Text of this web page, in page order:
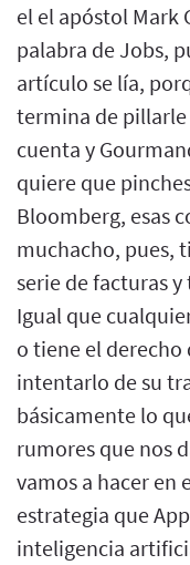
el el apóstol Mark
palabra de Jobs,
artículo se lía,
termina de
cuenta y
quiere que
Bloomberg, esas
muchacho, pues,
serie de facturas
Igual que
o tiene el
intentarlo de su
básicamente lo
rumores que nos
vamos a hacer en
estrategia que
inteligencia